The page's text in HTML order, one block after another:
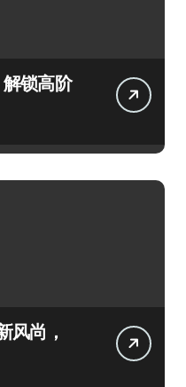
锁高阶
风尚，